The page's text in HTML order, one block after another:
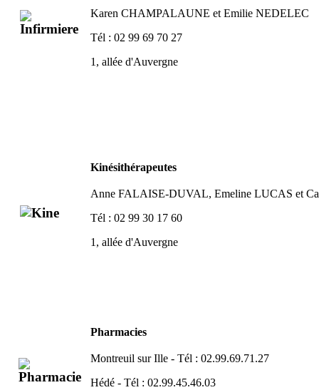
Karen CHAMPALAUNE et Emilie NEDELEC
Tél : 02 99 69 70 27
1, allée d'Auvergne
Kinésithérapeutes
Anne FALAISE-DUVAL, Emeline LUCAS et
Tél : 02 99 30 17 60
1, allée d'Auvergne
Pharmacies
Montreuil sur Ille - Tél : 02.99.69.71.27
Hédé - Tél : 02.99.45.46.03